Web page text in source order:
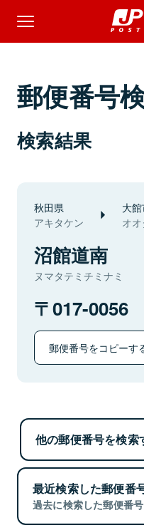
郵便番号
検索結果
秋田県
アキタケン
大
オ
沼館道南
ヌマタテミチミナミ
017-0056
郵便番号をコピーす
他の郵便番号を検索
最近検索した郵便番
過去に検索した郵便番